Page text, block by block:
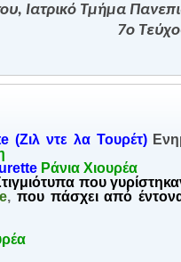
Ιατρικό Τμήμα
7ο
ντε λα Τουρέτ)
Ράνια Χιουρέα
που
, που πάσχει από